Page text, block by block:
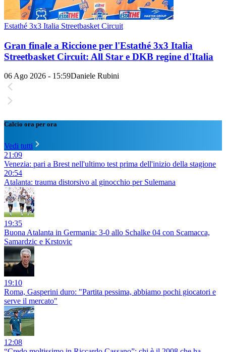
Estathé 3x3 Italia Streetbasket Circuit
Gran finale a Riccione per l'Estathé 3x3 Italia
Streetbasket Circuit: All Star e DKB regine d'Italia
06 Ago 2026 - 15:59Daniele Rubini
Calcio ora per ora
Vedi tutti
21:09
Venezia: pari a Brest nell'ultimo test prima dell'inizio della stagione
20:54
Atalanta: trauma distorsivo al ginocchio per Sulemana
19:35
Buona Atalanta in Germania: 3-0 allo Schalke 04 con Scamacca,
Samardzic e Krstovic
19:10
Roma, Gasperini duro: "Partita pessima, abbiamo pochi giocatori e
serve il mercato"
12:08